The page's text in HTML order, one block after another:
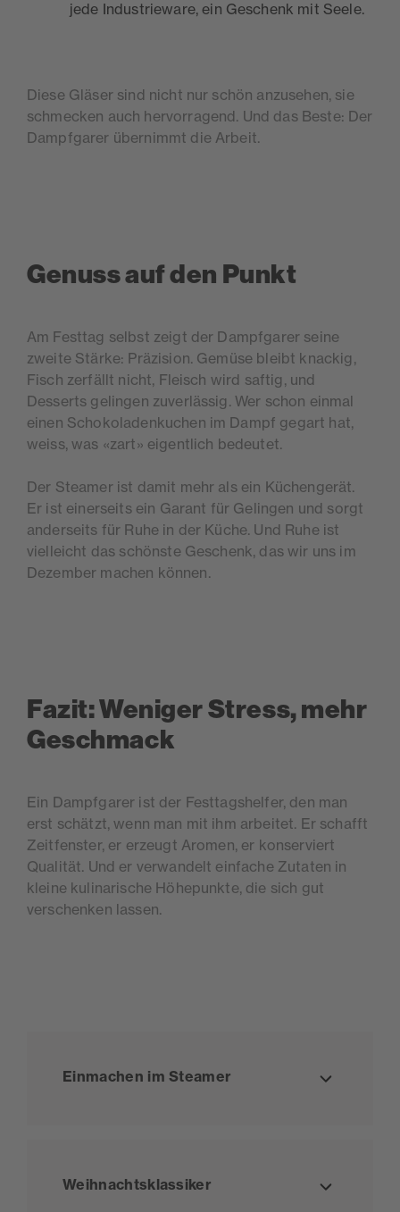
jede Industrieware, ein Geschenk mit Seele.
Diese Gläser sind nicht nur schön anzusehen, sie
schmecken auch hervorragend. Und das Beste: Der
Dampfgarer übernimmt die Arbeit.
Genuss auf den Punkt
Am Festtag selbst zeigt der Dampfgarer seine
zweite Stärke: Präzision. Gemüse bleibt knackig,
Fisch zerfällt nicht, Fleisch wird saftig, und
Desserts gelingen zuverlässig. Wer schon einmal
einen Schokoladenkuchen im Dampf gegart hat,
weiss, was «zart» eigentlich bedeutet.
Der Steamer ist damit mehr als ein Küchengerät.
Er ist einerseits ein Garant für Gelingen und sorgt
anderseits für Ruhe in der Küche. Und Ruhe ist
vielleicht das schönste Geschenk, das wir uns im
Dezember machen können.
Fazit: Weniger Stress, mehr
Geschmack
Ein Dampfgarer ist der Festtagshelfer, den man
erst schätzt, wenn man mit ihm arbeitet. Er schafft
Zeitfenster, er erzeugt Aromen, er konserviert
Qualität. Und er verwandelt einfache Zutaten in
kleine kulinarische Höhepunkte, die sich gut
verschenken lassen.
Einmachen im Steamer
Weihnachtsklassiker